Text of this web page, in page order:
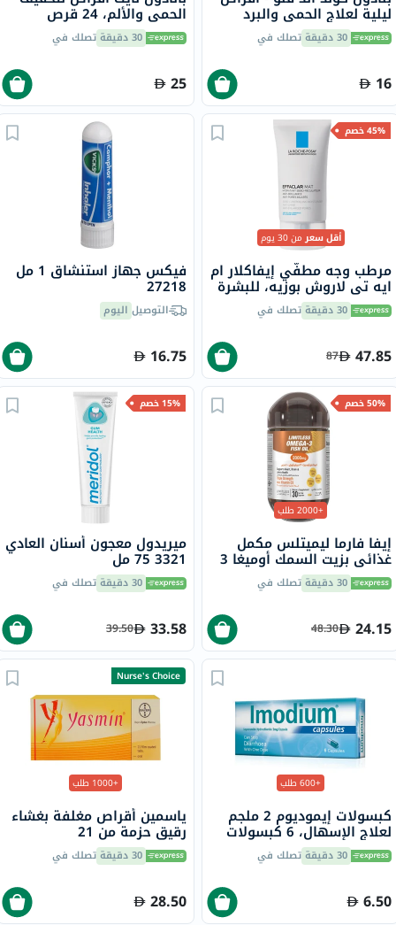
ليلية لعلاج الحمى والبرد
والإنفلونزا، 24 قرص
30 دقيقة تصلك في
16
الحمى والألم، 24 قرص
30 دقيقة تصلك في
25
45% خصم
أقل سعرمن 30 يوم
مرطب وجه مطفّي إيفاكلار ام
ايه تي لاروش بوزيه، للبشرة
الدهنية - 40 مل
30 دقيقة تصلك في
47.85
87
فيكس جهاز استنشاق 1 مل
27218
التوصيل اليوم
16.75
50% خصم
+2000 طلب
إيفا فارما ليميتلس مكمل
غذائي بزيت السمك أوميغا 3
2000 ملجم، كبسولات
هلامية، حزمة من 30 كبسولة
30 دقيقة تصلك في
24.15
48.30
15% خصم
ميريدول معجون أسنان العادي
3321 75 مل
30 دقيقة تصلك في
33.58
39.50
+600 طلب
كبسولات إيموديوم 2 ملجم
لعلاج الإسهال، 6 كبسولات
30 دقيقة تصلك في
6.50
Nurse's Choice
+1000 طلب
ياسمين أقراص مغلفة بغشاء
رقيق حزمة من 21
30 دقيقة تصلك في
28.50